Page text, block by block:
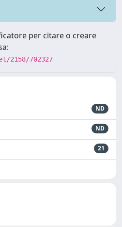
per citare o creare
2158/702327
ND
ND
21